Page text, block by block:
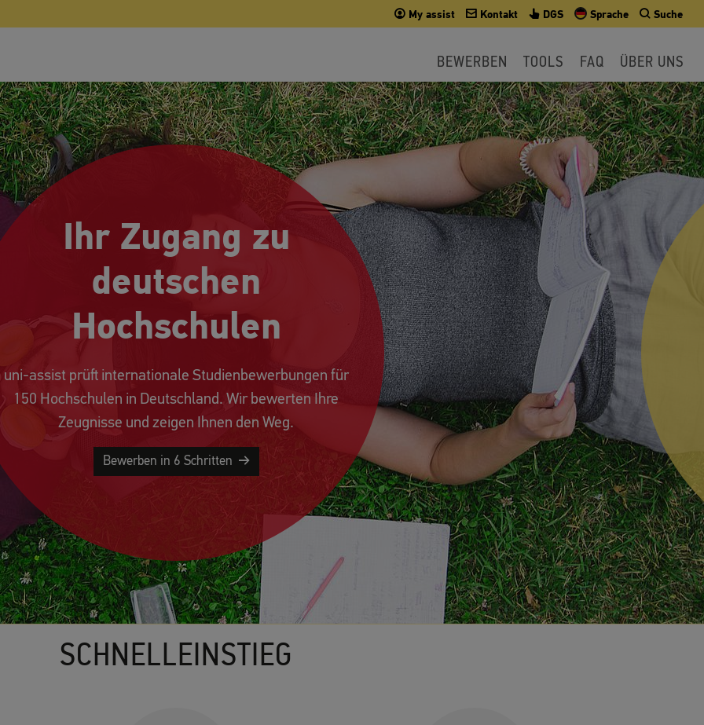
My assist Kontakt DGS Sprache Suche
BEWERBEN TOOLS FAQ ÜBER UNS
Ihr Zugang zu
deutschen
Hochschulen
uni-assist prüft internationale Studienbewerbungen für
150 Hochschulen in Deutschland. Wir bewerten Ihre
Zeugnisse und zeigen Ihnen den Weg.
Bewerben in 6 Schritten
SCHNELLEINSTIEG